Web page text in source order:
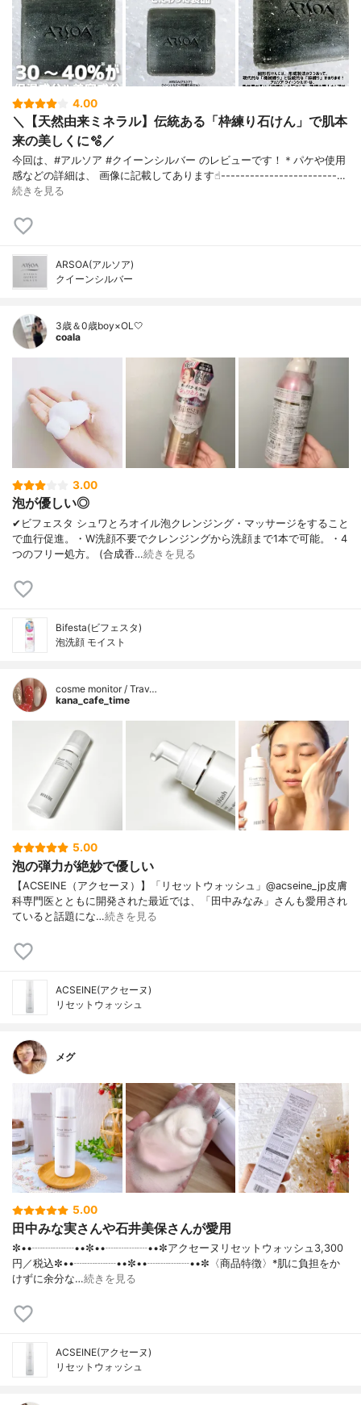
4.00
＼【天然由来ミネラル】伝統ある「枠練り石けん」で肌本
来の美しくに🫧／
今回は、#アルソア #クイーンシルバー のレビューです！＊パケや使用
感などの詳細は、 画像に記載してあります☝︎------------------------…
続きを見る
ARSOA(アルソア)
クイーンシルバー
3歳＆0歳boy×OL🤍
coala
3.00
泡が優しい◎
✔︎ビフェスタ シュワとろオイル泡クレンジング・マッサージをすること
で血行促進。・W洗顔不要でクレンジングから洗顔まで1本で可能。・4
つのフリー処方。 (合成香…続きを見る
Bifesta(ビフェスタ)
泡洗顔 モイスト
cosme monitor / Trav…
kana_cafe_time
5.00
泡の弾力が絶妙で優しい
【ACSEINE（アクセーヌ）】「リセットウォッシュ」@acseine_jp皮膚
科専門医とともに開発された最近では、「田中みなみ」さんも愛用され
ていると話題にな…続きを見る
ACSEINE(アクセーヌ)
リセットウォッシュ
メグ
5.00
田中みな実さんや石井美保さんが愛用
✼••┈┈┈┈••✼••┈┈┈┈••✼アクセーヌリセットウォッシュ3,300
円／税込✼••┈┈┈┈••✼••┈┈┈┈••✼〈商品特徴〉*肌に負担をか
けずに余分な…続きを見る
ACSEINE(アクセーヌ)
リセットウォッシュ